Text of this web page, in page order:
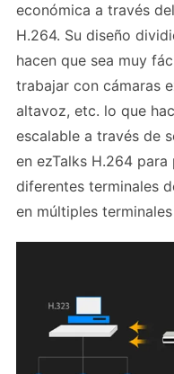
económica a través
H.264. Su diseño
hacen que sea muy
trabajar con cámaras
altavoz, etc. lo que
escalable a través de
en ezTalks H.264
diferentes terminales
en múltiples